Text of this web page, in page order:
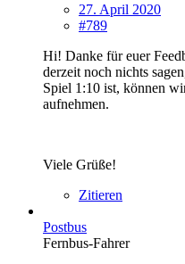
27. April 2020
#789
Hi! Danke für euer
derzeit noch nichts
Spiel 1:10 ist, können
aufnehmen.
Viele Grüße!
Zitieren
Postbus
Fernbus-Fahrer